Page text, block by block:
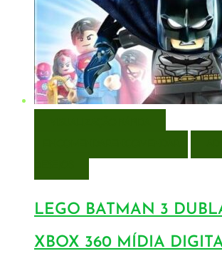
LEGO BATMAN 3
XBOX 360 MÍDIA